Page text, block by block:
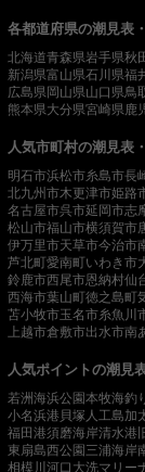
各都道府県の潮見表
北海道青森県岩手県秋
新潟県富山県石川県福
広島県岡山県山口県鳥
熊本県大分県宮崎県 鹿
人気市町村の潮見表
明石市浜松市糸島市長
北九州市木更津市姫路
名古屋市呉市延岡市志
松山市福山市横須賀市
伊万里市天草市今治市
芦北町愛南町いわき市
鈴鹿市西尾市恩納村仙
西海市葉山町徳之島町
苫小牧市玉名市糸魚川
上越市倉敷市出水市南
人気ポイントの潮見
若洲海浜公園本牧海釣
小名浜港 貝塚人工島加
福田港須磨海岸清水港
東扇島西公園三浦海岸
相模川河口 大洗マリー